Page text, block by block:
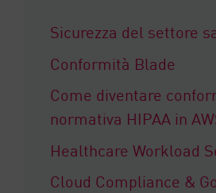
Sicurezza del settore
Conformità Blade
Come diventare
normativa HIPAA in
Healthcare Workload
Cloud Compliance &